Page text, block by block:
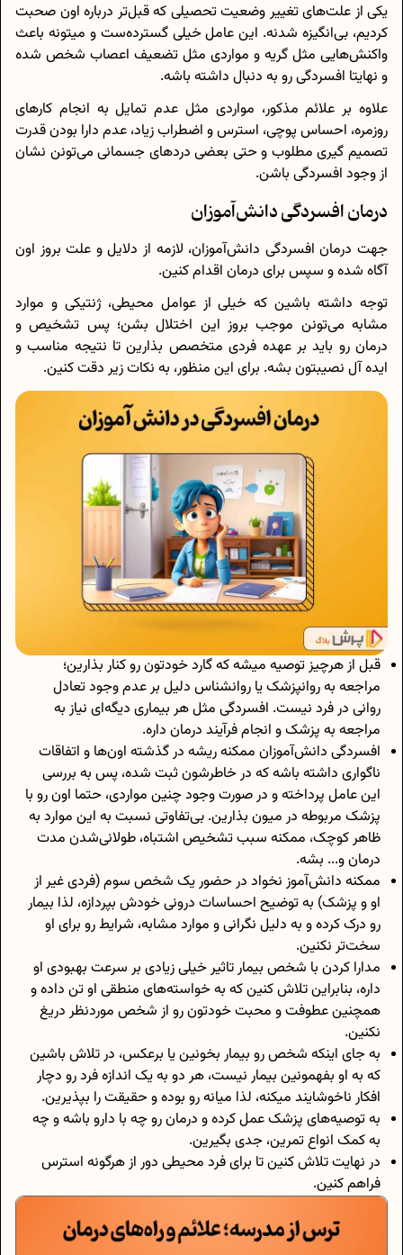
یکی از علت‌های تغییر وضعیت تحصیلی که قبل‌تر درباره اون صحبت
کردیم، بی‌انگیزه شدنه. این عامل خیلی گسترده‌ست و میتونه باعث
واکنش‌هایی مثل گریه و مواردی مثل تضعیف اعصاب شخص شده
و نهایتا افسردگی رو به دنبال داشته باشه.
علاوه بر علائم مذکور، مواردی مثل عدم تمایل به انجام کارهای
روزمره، احساس پوچی، استرس و اضطراب زیاد، عدم دارا بودن قدرت
تصمیم گیری مطلوب و حتی بعضی دردهای جسمانی می‌تونن نشان
از وجود افسردگی باشن.
درمان افسردگی دانش‌آموزان
جهت درمان افسردگی دانش‌آموزان، لازمه از دلایل و علت بروز اون
آگاه شده و سپس برای درمان اقدام کنین.
توجه داشته باشین که خیلی از عوامل محیطی، ژنتیکی و موارد
مشابه می‌تونن موجب بروز این اختلال بشن؛ پس تشخیص و
درمان رو باید بر عهده فردی متخصص بذارین تا نتیجه مناسب و
ایده آل نصیبتون بشه. برای این منظور، به نکات زیر دقت کنین.
قبل از هرچیز توصیه میشه که گارد خودتون رو کنار بذارین؛
مراجعه به روانپزشک یا روانشناس دلیل بر عدم وجود تعادل
روانی در فرد نیست. افسردگی مثل هر بیماری دیگه‌ای نیاز به
مراجعه به پزشک و انجام فرآیند درمان داره.
افسردگی دانش‌آموزان ممکنه ریشه در گذشته اون‌ها و اتفاقات
ناگواری داشته باشه که در خاطرشون ثبت شده، پس به بررسی
این عامل پرداخته و در صورت وجود چنین مواردی، حتما اون رو با
پزشک مربوطه در میون بذارین. بی‌تفاوتی نسبت به این موارد به
ظاهر کوچک، ممکنه سبب تشخیص اشتباه، طولانی‌شدن مدت
درمان و... بشه.
ممکنه دانش‌آموز نخواد در حضور یک شخص سوم (فردی غیر از
او و پزشک) به توضیح احساسات درونی خودش بپردازه، لذا بیمار
رو درک کرده و به دلیل نگرانی و موارد مشابه، شرایط رو برای او
سخت‌تر نکنین.
مدارا کردن با شخص بیمار تاثیر خیلی زیادی بر سرعت بهبودی او
داره، بنابراین تلاش کنین که به خواسته‌های منطقی او تن داده و
همچنین عطوفت و محبت خودتون رو از شخص موردنظر دریغ
نکنین.
به جای اینکه شخص رو بیمار بخونین یا برعکس، در تلاش باشین
که به او بفهمونین بیمار نیست، هر دو به یک اندازه فرد رو دچار
افکار ناخوشایند میکنه، لذا میانه رو بوده و حقیقت را بپذیرین.
به توصیه‌های پزشک عمل کرده و درمان رو چه با دارو باشه و چه
به کمک انواع تمرین، جدی بگیرین.
در نهایت تلاش کنین تا برای فرد محیطی دور از هرگونه استرس
فراهم کنین.